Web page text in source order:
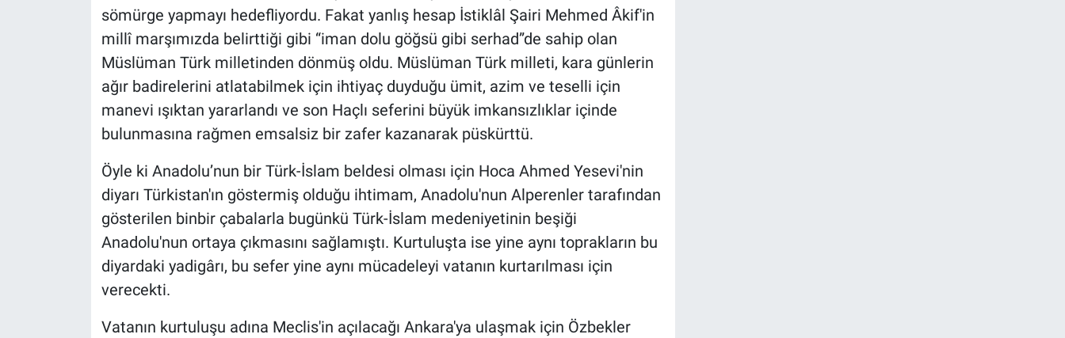
sömürge yapmayı hedefliyordu. Fakat yanlış hesap İstiklâl Şairi Mehmed Âkif'in
millî marşımızda belirttiği gibi “iman dolu göğsü gibi serhad”de sahip olan
Müslüman Türk milletinden dönmüş oldu. Müslüman Türk milleti, kara günlerin
ağır badirelerini atlatabilmek için ihtiyaç duyduğu ümit, azim ve teselli için
manevi ışıktan yararlandı ve son Haçlı seferini büyük imkansızlıklar içinde
bulunmasına rağmen emsalsiz bir zafer kazanarak püskürttü.
Öyle ki Anadolu’nun bir Türk-İslam beldesi olması için Hoca Ahmed Yesevi'nin
diyarı Türkistan'ın göstermiş olduğu ihtimam, Anadolu'nun Alperenler tarafından
gösterilen binbir çabalarla bugünkü Türk-İslam medeniyetinin beşiği
Anadolu'nun ortaya çıkmasını sağlamıştı. Kurtuluşta ise yine aynı toprakların bu
diyardaki yadigârı, bu sefer yine aynı mücadeleyi vatanın kurtarılması için
verecekti.
Vatanın kurtuluşu adına Meclis'in açılacağı Ankara'ya ulaşmak için Özbekler